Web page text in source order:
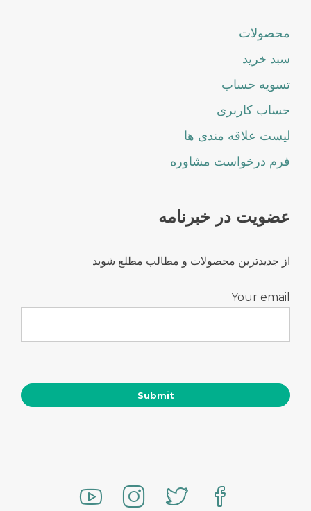
محصولات
سبد خرید
تسویه حساب
حساب کاربری
لیست علاقه مندی ها
فرم درخواست مشاوره
عضویت در خبرنامه
از جدیدترین محصولات و مطالب مطلع شوید
Your email